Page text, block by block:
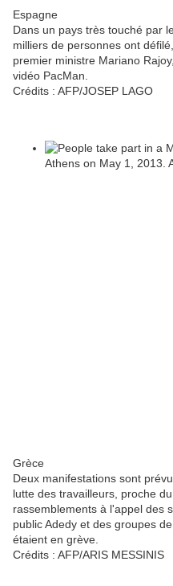
Espagne
Dans un pays très touché par
milliers de personnes ont
premier ministre Mariano
vidéo PacMan.
Crédits : AFP/JOSEP LAGO
Grèce
Deux manifestations sont
lutte des travailleurs, proche
rassemblements à l'appel des
public Adedy et des groupes
étaient en grève.
Crédits : AFP/ARIS MESSINIS